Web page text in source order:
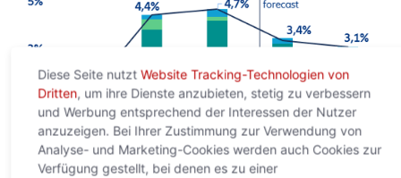
Diese Seite nutzt Website Tracking-Technologien von
Dritten, um ihre Dienste anzubieten, stetig zu verbessern
und Werbung entsprechend der Interessen der Nutzer
anzuzeigen. Bei Ihrer Zustimmung zur Verwendung von
Analyse- und Marketing-Cookies werden auch Cookies zur
Verfügung gestellt, bei denen es zu einer